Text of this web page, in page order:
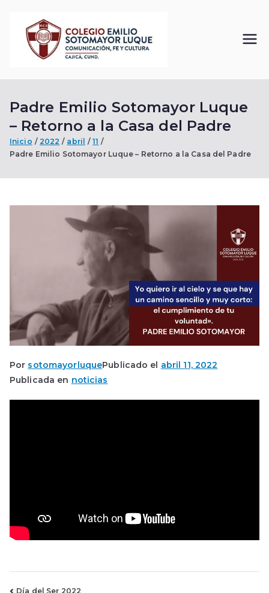
contenido
Emilio
Sotom
ayor
Luque
Comunicación, Fe
Padre Emilio Sotomayor Luque
– Retorno a la Casa del Padre
Inicio 2022 abril
11
Padre Emilio Sotomayor Luque – Retorno a la Casa del Padre
Por sotomayorluquePublicado el abril 11, 2022
Publicada en noticias
Día del Ser 2022